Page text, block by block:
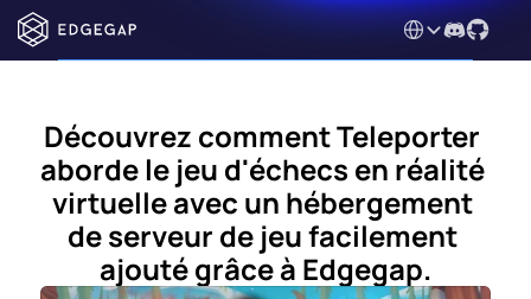
Select Language
Découvrez comment Teleporter
aborde le jeu d'échecs en réalité
virtuelle avec un hébergement
de serveur de jeu facilement
ajouté grâce à Edgegap.